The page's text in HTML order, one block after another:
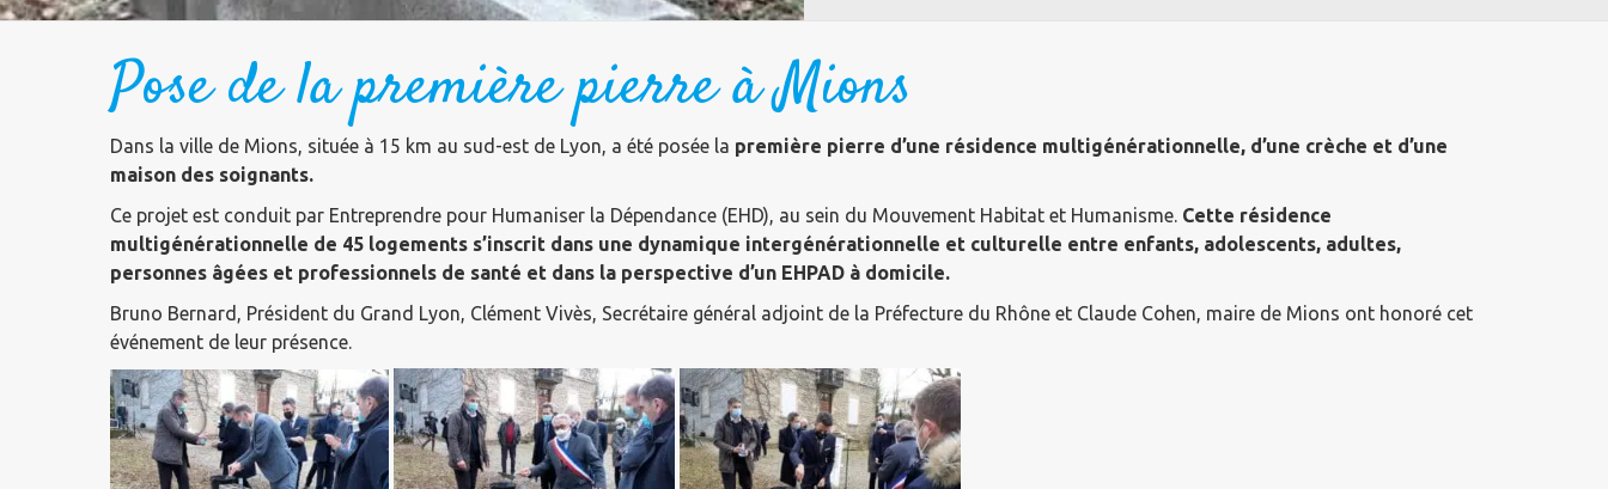
Pose de la première pierre à Mions
Dans la ville de Mions, située à 15 km au sud-est de Lyon, a été posée la première pierre d’une résidence multigénérationnelle, d’une crèche et d’une
maison des soignants.
Ce projet est conduit par Entreprendre pour Humaniser la Dépendance (EHD), au sein du Mouvement Habitat et Humanisme. Cette résidence
multigénérationnelle de 45 logements s’inscrit dans une dynamique intergénérationnelle et culturelle entre enfants, adolescents, adultes,
personnes âgées et professionnels de santé et dans la perspective d’un EHPAD à domicile.
Bruno Bernard, Président du Grand Lyon, Clément Vivès, Secrétaire général adjoint de la Préfecture du Rhône et Claude Cohen, maire de Mions ont honoré cet
événement de leur présence.